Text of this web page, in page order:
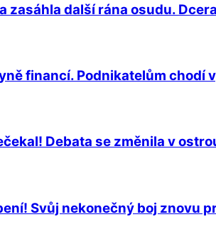
zasáhla další rána osudu.
financí. Podnikatelům
Debata se změnila v
Svůj nekonečný boj znovu